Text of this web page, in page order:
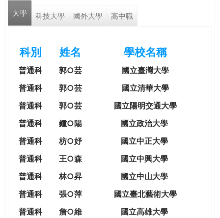
e
e
大學 科技大學 國外大學 高中職
科別 姓名 學校名稱
普通科 郭○芸
國立臺灣大學
普通科
郭○芸
國立清華大學
普通科
郭○芸
國立陽明交通大學
普通科
鍾○陽
國立政治大學
普通科
枋○妤
國立中正大學
普通科
王○森
國立中興大學
普通科
林○昇
國立中山大學
普通科
張○萍
國立臺北藝術大學
普通科
詹○維
國立高雄大學